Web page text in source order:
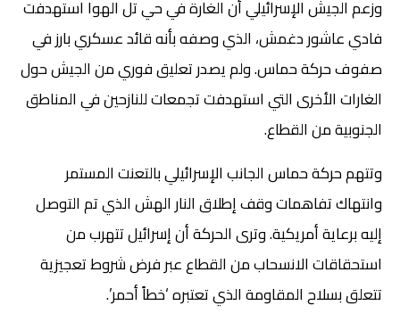
وزعم الجيش الإسرائيلي أن الغارة في حي تل الهوا استهدفت
فادي عاشور دغمش، الذي وصفه بأنه قائد عسكري بارز في
صفوف حركة حماس. ولم يصدر تعليق فوري من الجيش حول
الغارات الأخرى التي استهدفت تجمعات للنازحين في المناطق
الجنوبية من القطاع.
وتتهم حركة حماس الجانب الإسرائيلي بالتعنت المستمر
وانتهاك تفاهمات وقف إطلاق النار الهش الذي تم التوصل
إليه برعاية أمريكية. وترى الحركة أن إسرائيل تتهرب من
استحقاقات الانسحاب من القطاع عبر فرض شروط تعجيزية
تتعلق بسلاح المقاومة الذي تعتبره ‘خطاً أحمر’.